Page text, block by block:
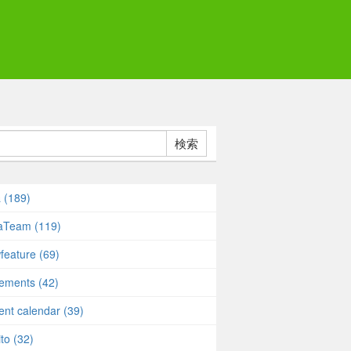
検索
(189)
(119)
(69)
(42)
calendar (39)
(32)